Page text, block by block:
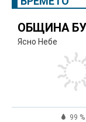
ОБЩИНА
Ясно Небе
99 %